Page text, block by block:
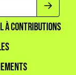
À CONTRIBUTIONS